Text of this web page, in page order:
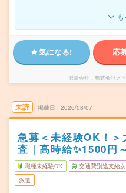
気になる! 応
派遣会社 株式会社メ
未読 掲載日 2026/08/07
急募＜未経験OK！
査｜高時給✨1500円
職種未経験OK 交通費別途支給あ
派遣